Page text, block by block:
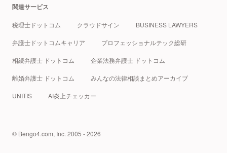
関連サービス
税理士ドットコム クラウドサイン BUSINESS LAWYERS
弁護士ドットコムキャリア プロフェッショナルテック総研
相続弁護士 ドットコム 企業法務弁護士 ドットコム
離婚弁護士 ドットコム みんなの法律相談まとめアーカイブ
UNITIS AI炎上チェッカー
© Bengo4.com, Inc. 2005 - 2026